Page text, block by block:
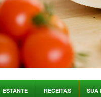
ESTANTE RECEITAS SUA